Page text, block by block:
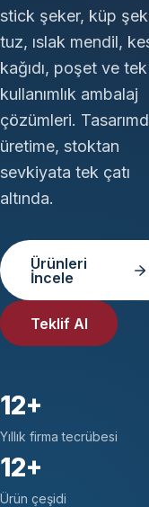
stick şeker, küp
tuz, ıslak mendil,
kağıdı, poşet ve tek
kullanımlık ambalaj
çözümleri.
üretime, stoktan
sevkiyata tek çatı
altında.
Ürünleri
İncele
Teklif Al
12+
Yıllık firma tecrübesi
12+
Ürün çeşidi